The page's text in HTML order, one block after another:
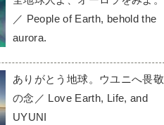
／ People of Earth, behold the
aurora.
ありがとう地球。ウユニへ畏敬
の念／ Love Earth, Life, and
UYUNI